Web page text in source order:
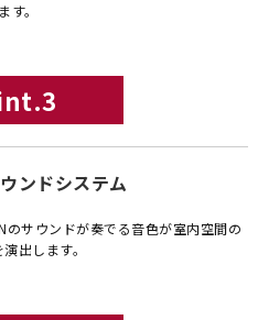
す。
ンドシステム
のサウンドが奏でる音色が室内空間の
出します。